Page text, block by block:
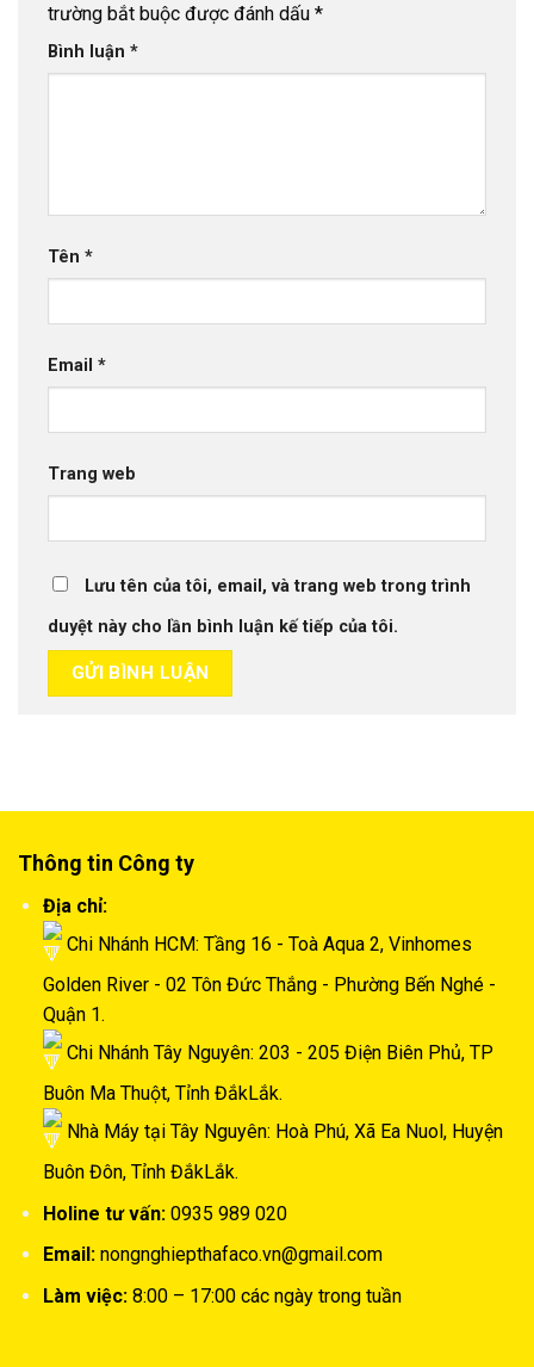
trường bắt buộc được đánh dấu *
Bình luận *
Tên *
Email *
Trang web
Lưu tên của tôi, email, và trang web trong trình
duyệt này cho lần bình luận kế tiếp của tôi.
Thông tin Công ty
Địa chỉ:
Chi Nhánh HCM: Tầng 16 - Toà Aqua 2, Vinhomes
Golden River - 02 Tôn Đức Thắng - Phường Bến Nghé -
Quận 1.
Chi Nhánh Tây Nguyên: 203 - 205 Điện Biên Phủ, TP
Buôn Ma Thuột, Tỉnh ĐắkLắk.
Nhà Máy tại Tây Nguyên: Hoà Phú, Xã Ea Nuol, Huyện
Buôn Đôn, Tỉnh ĐắkLắk.
Holine tư vấn: 0935 989 020
Email:nongnghiepthafaco.vn@gmail.com
Làm việc:8:00 – 17:00 các ngày trong tuần